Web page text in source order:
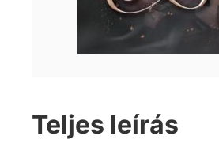
Teljes leírás